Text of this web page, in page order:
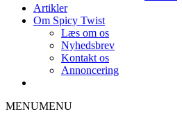
Artikler
Om Spicy Twist
Læs om os
Nyhedsbrev
Kontakt os
Annoncering
MENUMENU